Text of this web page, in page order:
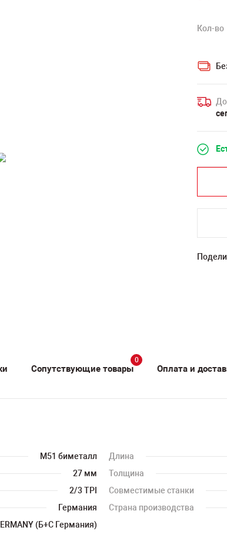
Кол-во
Сопутствующие товары
0
Оплата и
M51 биметалл Длина
27 мм Толщина
2/3 TPI Совместимые станки
Германия Страна производства
(Б+С Германия)